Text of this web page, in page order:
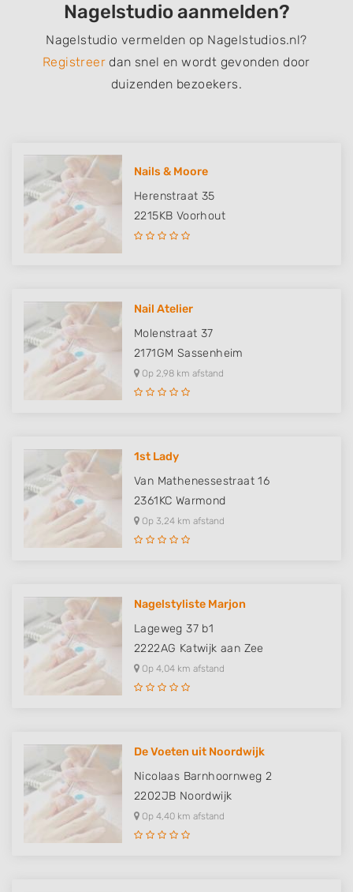
Nagelstudio aanmelden?
Nagelstudio vermelden op Nagelstudios.nl?
Registreer dan snel en wordt gevonden door
duizenden bezoekers.
Nails & Moore
Herenstraat 35
2215KB Voorhout
Nail Atelier
Molenstraat 37
2171GM Sassenheim
Op 2,98 km afstand
1st Lady
Van Mathenessestraat 16
2361KC Warmond
Op 3,24 km afstand
Nagelstyliste Marjon
Lageweg 37 b1
2222AG Katwijk aan Zee
Op 4,04 km afstand
De Voeten uit Noordwijk
Nicolaas Barnhoornweg 2
2202JB Noordwijk
Op 4,40 km afstand